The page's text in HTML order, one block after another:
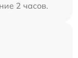
2 часов.